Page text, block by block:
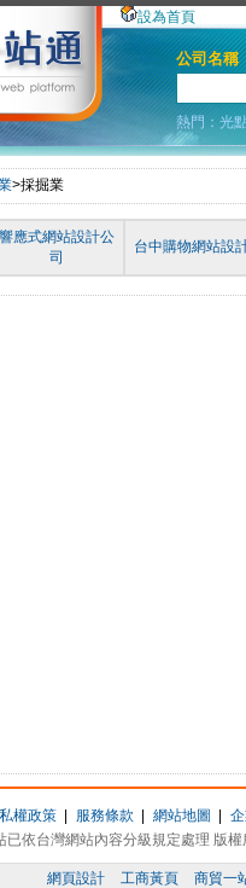
設為首頁
公司名稱
熱門：光
>採掘業
響應式網站設計公
司
台中購物網站設
權政策 服務條款 網站地圖
已依台灣網站內容分級規定處理 版
網頁設計 工商黃頁 商貿一